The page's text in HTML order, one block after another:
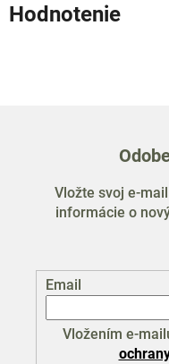
Hodnotenie
Vložte svoj e-
informácie o
Email
Vložením e-